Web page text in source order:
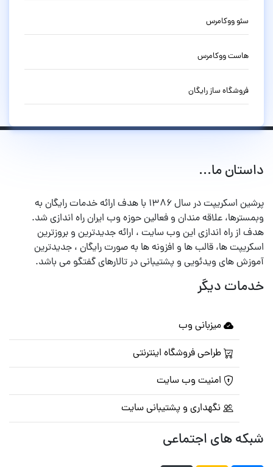
سئو ووکامرس
هاست ووکامرس
فروشگاه ساز رایگان
داستان ما...
پرشین اسکریپت در سال ۱۳۸۶ با هدف ارائه خدمات رایگان به
وبمسترها، علاقه مندان و فعالین حوزه وب ایران راه اندازی شد.
هدف از راه اندازی این وب سایت ، ارائه جدیدترین و بروزترین
اسکریپت ها، قالب ها و افزونه ها به صورت رایگان ، جدیدترین
آموزش های ویدئویی و پشتیبانی در تالارهای گفتگو می باشد.
خدمات دیگر
میزبانی وب
طراحی فروشگاه اینترنتی
امنیت وب سایت
نگهداری و پشتیبانی سایت
شبکه های اجتماعی